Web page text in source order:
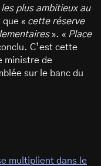
plus ambitieux au
« cette réserve
». « Place
C’est cette
ministre de
sur le banc du
multiplient dans le